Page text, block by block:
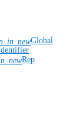
Global
Rep